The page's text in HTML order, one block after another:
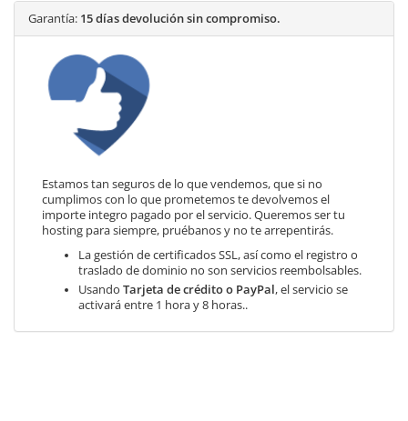
Garantía: 15 días devolución sin compromiso.
Estamos tan seguros de lo que vendemos, que si no
cumplimos con lo que prometemos te devolvemos el
importe integro pagado por el servicio. Queremos ser tu
hosting para siempre, pruébanos y no te arrepentirás.
La gestión de certificados SSL, así como el registro o
traslado de dominio no son servicios reembolsables.
Usando Tarjeta de crédito o PayPal, el servicio se
activará entre 1 hora y 8 horas..